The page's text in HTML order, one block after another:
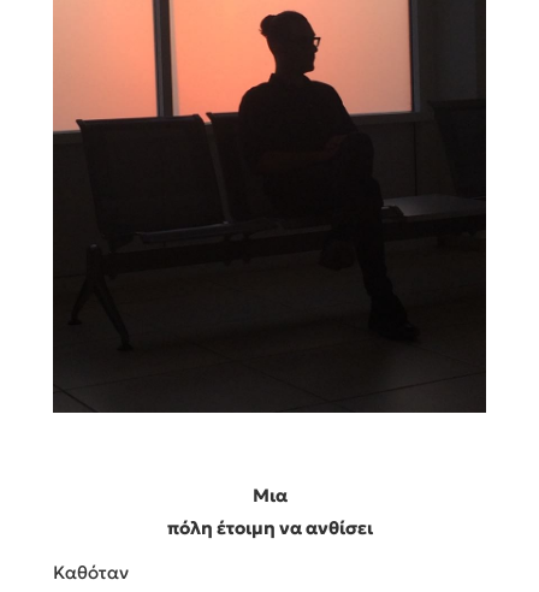
Μια
πόλη έτοιμη να ανθίσει
Καθόταν